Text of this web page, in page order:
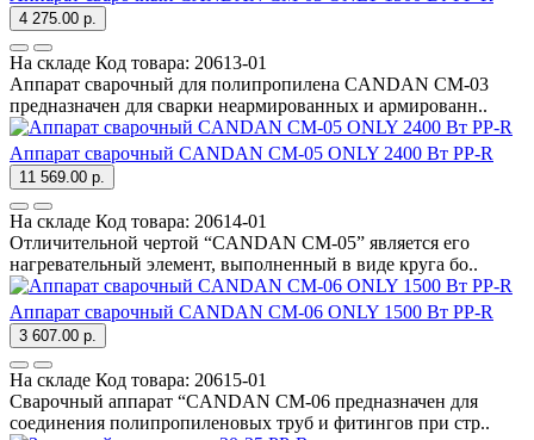
4 275.00 р.
На складе Код товара: 20613-01
Аппарат сварочный для полипропилена CANDAN CM-03
предназначен для сварки неармированных и армированн..
Аппарат сварочный CANDAN CM-05 ONLY 2400 Вт PP-R
11 569.00 р.
На складе Код товара: 20614-01
Отличительной чертой “CANDAN CM-05” является его
нагревательный элемент, выполненный в виде круга бо..
Аппарат сварочный CANDAN CM-06 ONLY 1500 Вт PP-R
3 607.00 р.
На складе Код товара: 20615-01
Сварочный аппарат “CANDAN СМ-06 предназначен для
соединения полипропиленовых труб и фитингов при стр..